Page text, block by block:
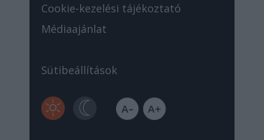
Cookie-kezelési tájékoztató
Médiaajánlat
Sütibeállítások